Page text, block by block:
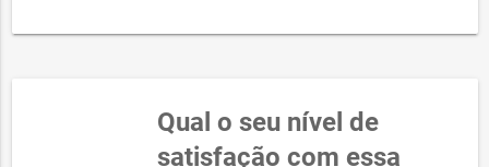
Qual o seu nível de
satisfação com essa